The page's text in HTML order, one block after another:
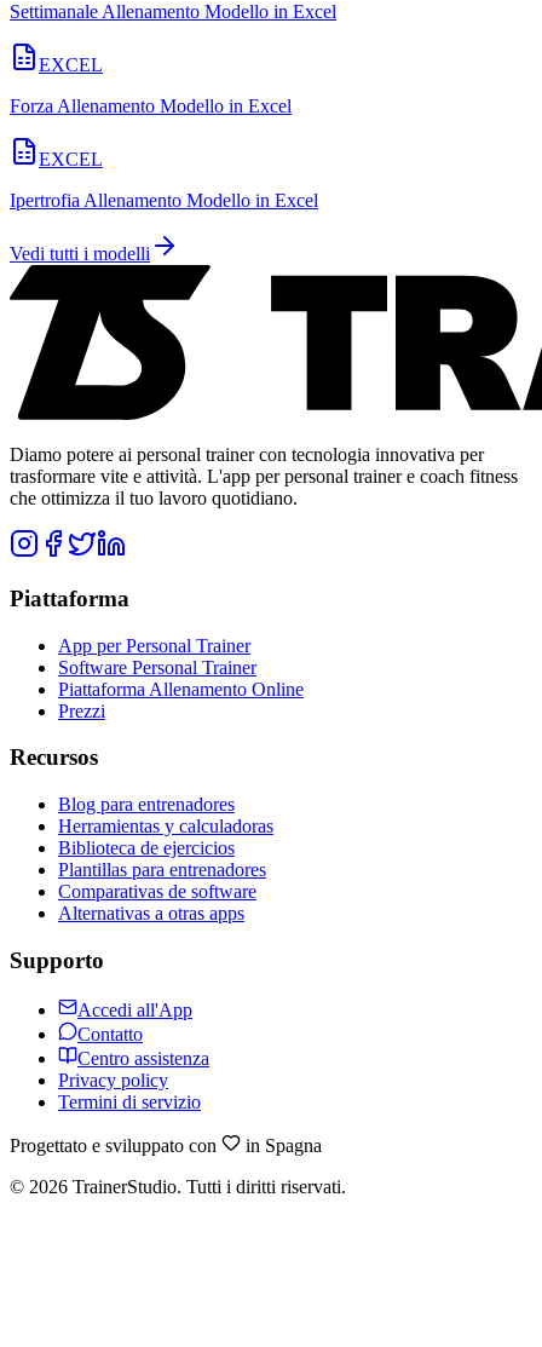
Settimanale Allenamento Modello in Excel
EXCEL
Forza Allenamento Modello in Excel
EXCEL
Ipertrofia Allenamento Modello in Excel
Vedi tutti i modelli
Diamo potere ai personal trainer con tecnologia innovativa per
trasformare vite e attività. L'app per personal trainer e coach fitness
che ottimizza il tuo lavoro quotidiano.
Piattaforma
App per Personal Trainer
Software Personal Trainer
Piattaforma Allenamento Online
Prezzi
Recursos
Blog para entrenadores
Herramientas y calculadoras
Biblioteca de ejercicios
Plantillas para entrenadores
Comparativas de software
Alternativas a otras apps
Supporto
Accedi all'App
Contatto
Centro assistenza
Privacy policy
Termini di servizio
Progettato e sviluppato con
in Spagna
© 2026 TrainerStudio. Tutti i diritti riservati.